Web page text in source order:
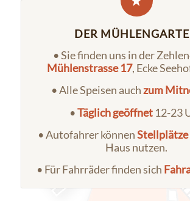
DER
• Sie finden uns in der
Mühlenstrasse 17, Ecke
• Alle Speisen auchzum
•Täglich geöffnet 12-23
• Autofahrer könnenStellplätze
Haus nutzen.
• Für Fahrräder finden sich